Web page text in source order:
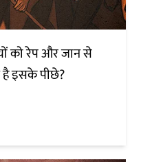
को रेप और जान से
है इसके पीछे?